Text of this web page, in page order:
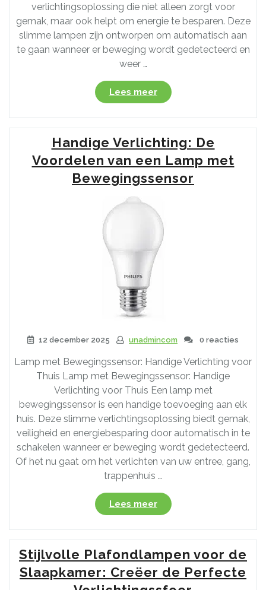
verlichtingsoplossing die niet alleen zorgt voor
gemak, maar ook helpt om energie te besparen. Deze
slimme lampen zijn ontworpen om automatisch aan
te gaan wanneer er beweging wordt gedetecteerd en
weer …
Lees meer“Slimme
verlichting:
Lamp
met
bewegingssensor
voor
binnen”
Handige Verlichting: De
Voordelen van een Lamp met
Bewegingssensor
12 december 2025 unadmincom 0 reacties
Lamp met Bewegingssensor: Handige Verlichting voor
Thuis Lamp met Bewegingssensor: Handige
Verlichting voor Thuis Een lamp met
bewegingssensor is een handige toevoeging aan elk
huis. Deze slimme verlichtingsoplossing biedt gemak,
veiligheid en energiebesparing door automatisch in te
schakelen wanneer er beweging wordt gedetecteerd.
Of het nu gaat om het verlichten van uw entree, gang,
trappenhuis …
Lees meer“Handige
Verlichting:
De
Voordelen
van
een
Lamp
Stijlvolle Plafondlampen voor de
Slaapkamer: Creëer de Perfecte